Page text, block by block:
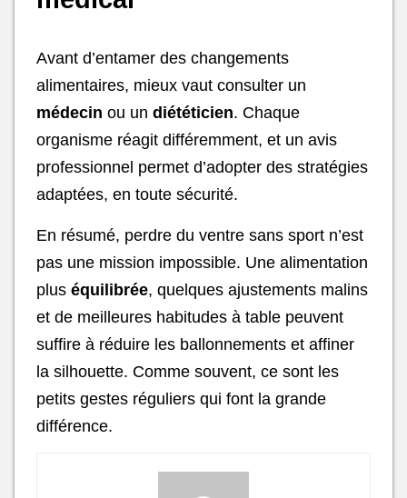
Avant d’entamer des changements
alimentaires, mieux vaut consulter un
médecin ou un diététicien. Chaque
organisme réagit différemment, et un avis
professionnel permet d’adopter des stratégies
adaptées, en toute sécurité.
En résumé, perdre du ventre sans sport n’est
pas une mission impossible. Une alimentation
plus équilibrée, quelques ajustements malins
et de meilleures habitudes à table peuvent
suffire à réduire les ballonnements et affiner
la silhouette. Comme souvent, ce sont les
petits gestes réguliers qui font la grande
différence.